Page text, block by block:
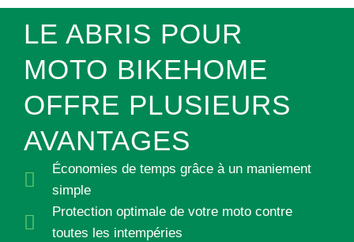
LE ABRIS POUR
MOTO BIKEHOME
OFFRE PLUSIEURS
AVANTAGES
Économies de temps grâce à un maniement
simple
Protection optimale de votre moto contre
toutes les intempéries